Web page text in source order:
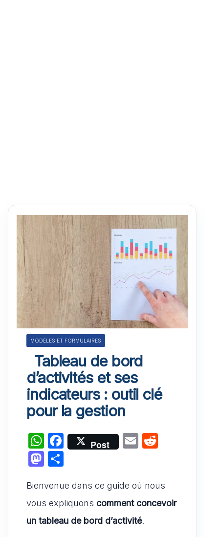
MODÈLES ET FORMULAIRES
Tableau de bord
d’activités et ses
indicateurs : outil clé
pour la gestion
W
h
at
s
A
p
F
a
e
b
o
Post
E
l
di
t
M
st
o
d
ta
g
er
Bienvenue dans ce guide où nous
vous expliquons comment concevoir
un tableau de bord d’activité.